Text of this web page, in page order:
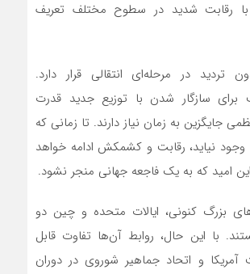
رقابت شدید در سطوح مختلف تعریف
تردید در مرحله‌ای انتقالی قرار دارد.
سازگار شدن با توزیع جدید قدرت
جایگزین به زمان نیاز دارند. تا زمانی که
وجود نیاید، رقابت و کشمکش ادامه خواهد
امید که به یک فاجعه جهانی منجر نشود.
بزرگ کنونی، ایالات متحده و چین دو
با این حال، روابط آن‌ها تفاوت قابل
آمریکا و اتحاد جماهیر شوروی در دوران